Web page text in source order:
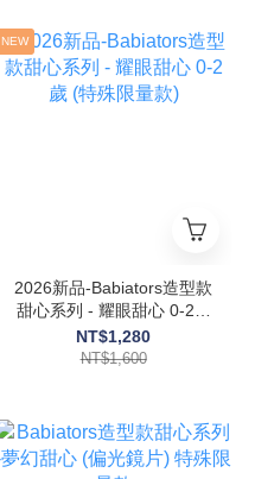
NEW
2026新品-Babiators造型款
甜心系列 - 耀眼甜心 0-2歲
(特殊限量款)
NT$1,280
NT$1,600